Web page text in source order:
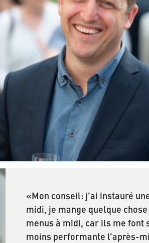
«Mon conseil: j’ai instauré
midi, je mange quelque
menus à midi, car ils me font
moins performante l’après-